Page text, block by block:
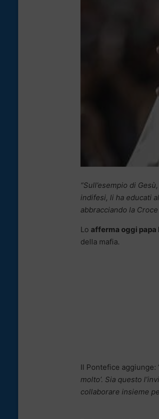
“Sull’esempio di
indifesi, li ha educati
abbracciando la
Lo afferma oggi papa
della mafia.
Il Pontefice aggiunge:
molto’. Sia questo
collaborare insieme